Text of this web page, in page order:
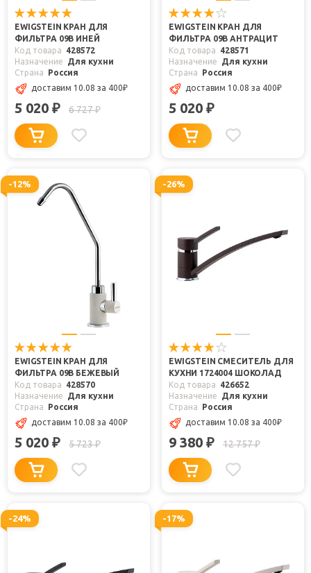
EWIGSTEIN КРАН ДЛЯ
ФИЛЬТРА 09В ИНЕЙ
Код товара
428572
Назначение
Для кухни
Страна
Россия
доставим 10.08 за 400₽
5 020 ₽ 6 727₽
EWIGSTEIN КРАН ДЛЯ
ФИЛЬТРА 09В АНТРАЦИТ
Код товара
428571
Назначение
Для кухни
Страна
Россия
доставим 10.08 за 400₽
5 020 ₽
-12%
EWIGSTEIN КРАН ДЛЯ
ФИЛЬТРА 09В БЕЖЕВЫЙ
Код товара
428570
Назначение
Для кухни
Страна
Россия
доставим 10.08 за 400₽
5 020 ₽ 5 723₽
-26%
EWIGSTEIN СМЕСИТЕЛЬ ДЛЯ
КУХНИ 1724004 ШОКОЛАД
Код товара
426652
Назначение
Для кухни
Страна
Россия
доставим 10.08 за 400₽
9 380 ₽ 12 757₽
-24% -17%